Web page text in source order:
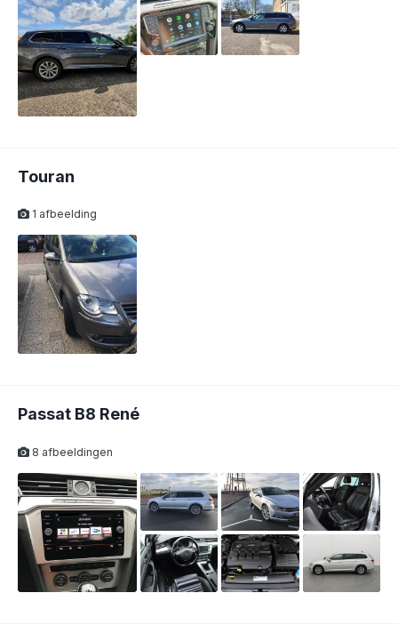
Touran
1 afbeelding
Passat B8 René
8 afbeeldingen